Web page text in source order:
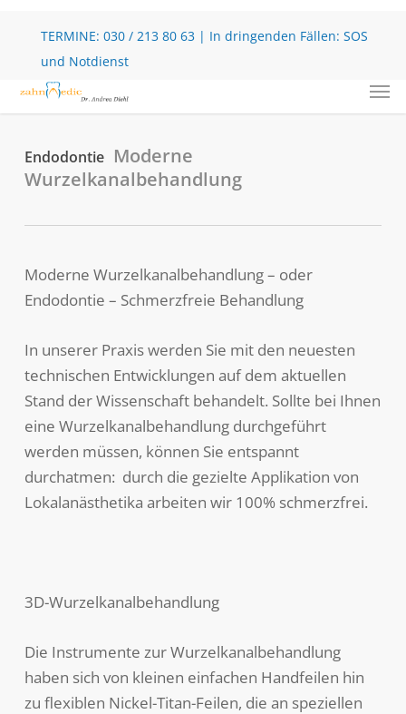
content
TERMINE: 030 / 213 80 63| In dringenden Fällen: SOS
und Notdienst
Endodontie Moderne
Wurzelkanalbehandlung
Moderne Wurzelkanalbehandlung – oder
Endodontie – Schmerzfreie Behandlung
In unserer Praxis werden Sie mit den neuesten
technischen Entwicklungen auf dem aktuellen
Stand der Wissenschaft behandelt. Sollte bei Ihnen
eine Wurzelkanalbehandlung durchgeführt
werden müssen, können Sie entspannt
durchatmen: durch die gezielte Applikation von
Lokalanästhetika arbeiten wir 100% schmerzfrei.
3D-Wurzelkanalbehandlung
Die Instrumente zur Wurzelkanalbehandlung
haben sich von kleinen einfachen Handfeilen hin
zu flexiblen Nickel-Titan-Feilen, die an speziellen